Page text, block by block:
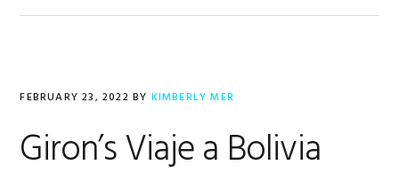
FEBRUARY 23, 2022 BY KIMBERLY MER
Giron’s Viaje a Bolivia